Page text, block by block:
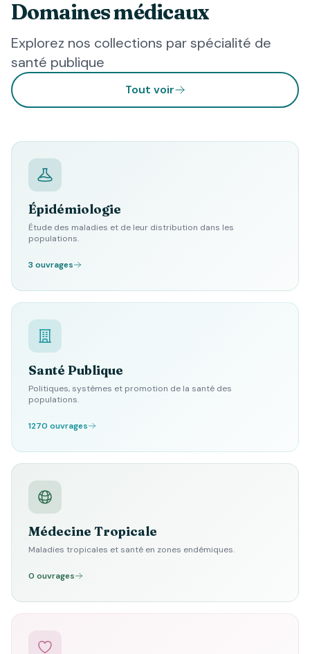
Domaines médicaux
Explorez nos collections par spécialité de
santé publique
Tout voir
Épidémiologie
Étude des maladies et de leur distribution dans les
populations.
3 ouvrages
Santé Publique
Politiques, systèmes et promotion de la santé des
populations.
1270 ouvrages
Médecine Tropicale
Maladies tropicales et santé en zones endémiques.
0 ouvrages